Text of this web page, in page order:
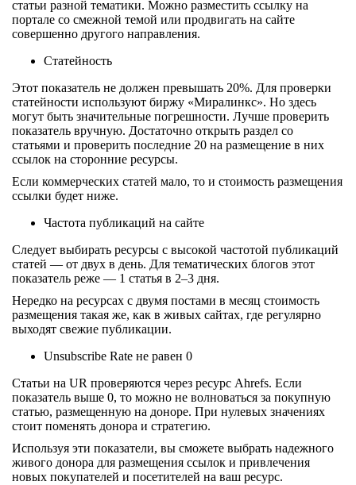
статьи разной тематики. Можно разместить ссылку на
портале со смежной темой или продвигать на сайте
совершенно другого направления.
Статейность
Этот показатель не должен превышать 20%. Для проверки
статейности используют биржу «Миралинкс». Но здесь
могут быть значительные погрешности. Лучше проверить
показатель вручную. Достаточно открыть раздел со
статьями и проверить последние 20 на размещение в них
ссылок на сторонние ресурсы.
Если коммерческих статей мало, то и стоимость размещения
ссылки будет ниже.
Частота публикаций на сайте
Следует выбирать ресурсы с высокой частотой публикаций
статей — от двух в день. Для тематических блогов этот
показатель реже — 1 статья в 2–3 дня.
Нередко на ресурсах с двумя постами в месяц стоимость
размещения такая же, как в живых сайтах, где регулярно
выходят свежие публикации.
Unsubscribe Rate не равен 0
Статьи на UR проверяются через ресурс Ahrefs. Если
показатель выше 0, то можно не волноваться за покупную
статью, размещенную на доноре. При нулевых значениях
стоит поменять донора и стратегию.
Используя эти показатели, вы сможете выбрать надежного
живого донора для размещения ссылок и привлечения
новых покупателей и посетителей на ваш ресурс.